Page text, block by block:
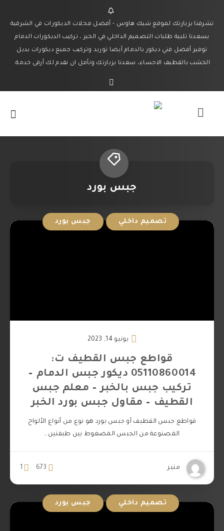
تشرفنا بزيارتك لموقع شيك هاوس - أفضل محلات الديكورات في الشرقية
يسعدنا تلبية طلبات التصميم الداخلي في الخبر ، تركيب الديكورات الدمام
توفير أفضل فني ديكور بالدمام أيضا توريد وتركيب جميع ديكورات بديل
الخشب بالقطيف الاحساء، سعدنا بزيارتك ونأمل ان نقدم لك أرقى خدمة.
جبس بورد
تصميم داخلي جبس بورد
يونيو 14, 2023
قواطع جبس القطيف ت:
05110860014 ديكور جبس الدمام –
تركيب جبس بالخبر – معلم جبس
القطيف – مقاول جبس بورد الخبر
قواطع جبس القطيف أو جبس بورد هو نوع من أنواع الألواح
المصنوعة من الجبس المضغوط بين طبقتين…
منير 1 673
تصميم داخلي جبس بورد